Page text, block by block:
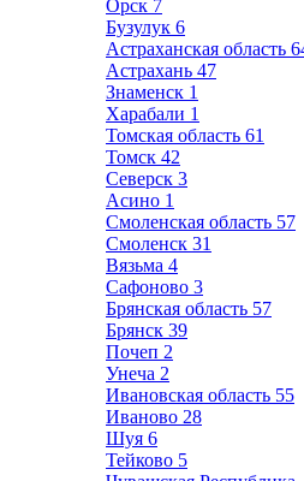
Орск 7
Бузулук 6
Астраханская область
Астрахань 47
Знаменск 1
Харабали 1
Томская область 61
Томск 42
Северск 3
Асино 1
Смоленская область 57
Смоленск 31
Вязьма 4
Сафоново 3
Брянская область 57
Брянск 39
Почеп 2
Унеча 2
Ивановская область 55
Иваново 28
Шуя 6
Тейково 5